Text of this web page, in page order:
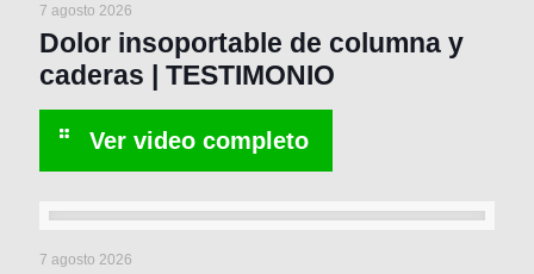
7 agosto 2026
Dolor insoportable de columna y
caderas | TESTIMONIO
7 agosto 2026